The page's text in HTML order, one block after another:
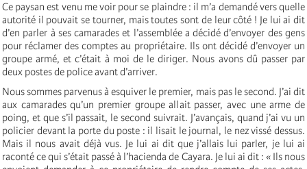
Ce paysan est venu me voir pour se plaindre : il m’a demandé vers quelle
autorité il pouvait se tourner, mais toutes sont de leur côté ! Je lui ai dit
d’en parler à ses camarades et l’assemblée a décidé d’envoyer des gens
pour réclamer des comptes au propriétaire. Ils ont décidé d’envoyer un
groupe armé, et c’était à moi de le diriger. Nous avons dû passer par
deux postes de police avant d’arriver.
Nous sommes parvenus à esquiver le premier, mais pas le second. J’ai dit
aux camarades qu’un premier groupe allait passer, avec une arme de
poing, et que s’il passait, le second suivrait. J’avançais, quand j’ai vu un
policier devant la porte du poste : il lisait le journal, le nez vissé dessus.
Mais il nous avait déjà vus. Je lui ai dit que j’allais lui parler, je lui ai
raconté ce qui s’était passé à l’hacienda de Cayara. Je lui ai dit : « Ils nous